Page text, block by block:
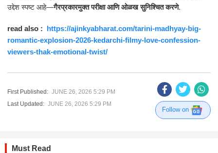
उद्देश स्पष्ट आहे—गैरप्रकारमुक्त परीक्षा आणि ओळख सुनिश्चित करणे.
read also : https://ajinkyabharat.com/tarini-madhyay-big-
romantic-explosion-2026-kedarchi-filmy-love-confession-
viewers-thak-emotional-twist/
First Published: JUNE 26, 2026 5:29 PM
Last Updated: JUNE 26, 2026 5:29 PM
Follow on
Must Read